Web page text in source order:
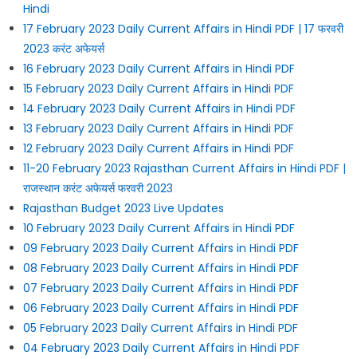
Hindi
17 February 2023 Daily Current Affairs in Hindi PDF | 17 फरवरी
2023 करंट अफेयर्स
16 February 2023 Daily Current Affairs in Hindi PDF
15 February 2023 Daily Current Affairs in Hindi PDF
14 February 2023 Daily Current Affairs in Hindi PDF
13 February 2023 Daily Current Affairs in Hindi PDF
12 February 2023 Daily Current Affairs in Hindi PDF
11-20 February 2023 Rajasthan Current Affairs in Hindi PDF |
राजस्थान करंट अफेयर्स फरवरी 2023
Rajasthan Budget 2023 Live Updates
10 February 2023 Daily Current Affairs in Hindi PDF
09 February 2023 Daily Current Affairs in Hindi PDF
08 February 2023 Daily Current Affairs in Hindi PDF
07 February 2023 Daily Current Affairs in Hindi PDF
06 February 2023 Daily Current Affairs in Hindi PDF
05 February 2023 Daily Current Affairs in Hindi PDF
04 February 2023 Daily Current Affairs in Hindi PDF